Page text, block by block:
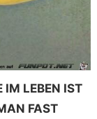
IM LEBEN IST
FAST